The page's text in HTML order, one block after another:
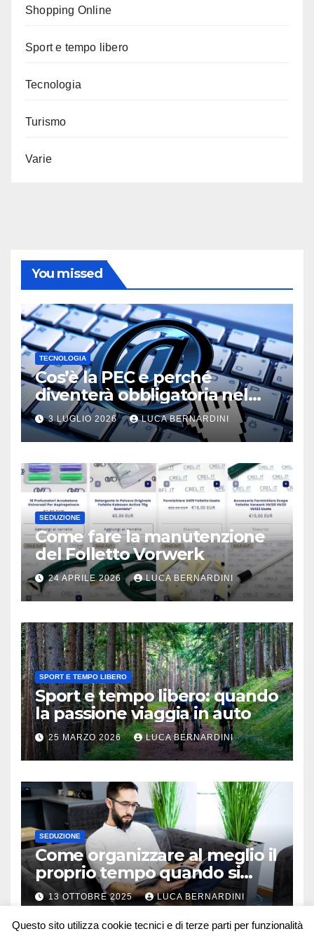
Shopping Online
Sport e tempo libero
Tecnologia
Turismo
Varie
You missed
TECNOLOGIA
Cos’è la PEC e perché
diventerà obbligatoria nel
2026?
3 LUGLIO 2026 LUCA BERNARDINI
SEDUZIONE
Come fare la manutenzione
del Folletto Vorwerk
24 APRILE 2026 LUCA BERNARDINI
SPORT E TEMPO LIBERO
Sport e tempo libero: quando
la passione viaggia in auto
25 MARZO 2026 LUCA BERNARDINI
SEDUZIONE
Come organizzare al meglio il
proprio tempo quando si
lavora in autonomia
13 OTTOBRE 2025 LUCA BERNARDINI
Questo sito utilizza cookie tecnici e di terze parti per funzionalità